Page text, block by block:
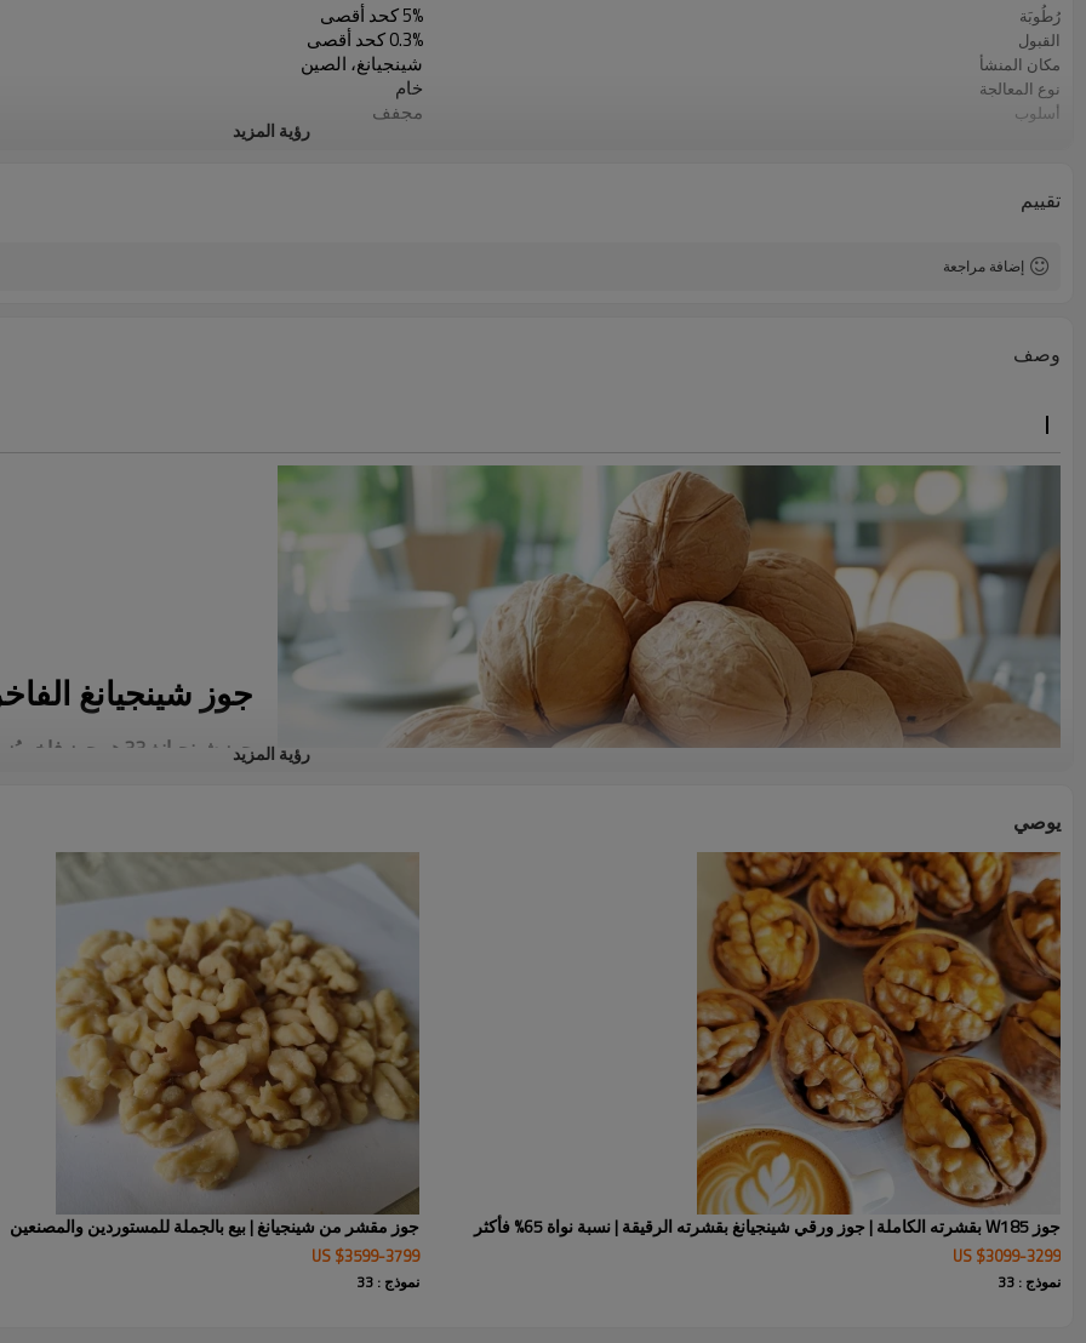
رُطُوبَة 5% كحد أقصى
القبول 0.3% كحد أقصى
مكان المنشأ شينجيانغ، الصين
نوع المعالجة خام
أسلوب مجفف
شركة صن شاين للمنتجات الزراعية المحدودة
الحد الأدنى لكمية الطلب
رؤية المزيد
تقييم
إضافة مراجعة
وصف
جوز شينجيانغ الفاخر
جوز شينجيانغ 33
غ/100 غ) والبروتين،
والمخبوزات أو التغليف
محلات السوبر ماركت العضوية -
وصف الجوز
رؤية المزيد
يوصي
جوز W185 بقشرته الكاملة | جوز ورقي شينجيانغ بقشرته الرقيقة | نسبة نواة 65% فأكثر
US $3099-3299
نموذج : 33
جوز مقشر من شينجيانغ | بيع بالجملة للمستوردين والمصنعين
US $3599-3799
نموذج : 33